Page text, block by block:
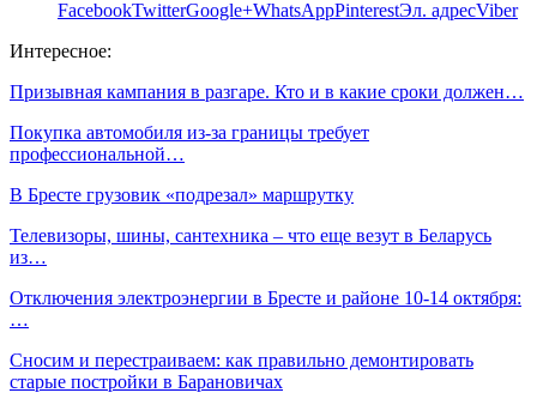
FacebookTwitterGoogle+WhatsAppPinterestЭл. адресViber
Интересное:
Призывная кампания в разгаре. Кто и в какие сроки должен…
Покупка автомобиля из-за границы требует
профессиональной…
В Бресте грузовик «подрезал» маршрутку
Телевизоры, шины, сантехника – что еще везут в Беларусь
из…
Отключения электроэнергии в Бресте и районе 10-14 октября:
…
Сносим и перестраиваем: как правильно демонтировать
старые постройки в Барановичах